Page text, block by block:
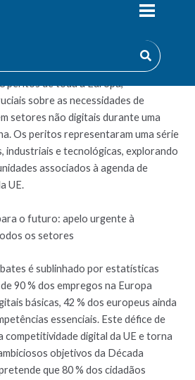
a Plataforma Digital de
profissões não ligadas às TIC. Este
peritos de toda a Europa,
sobre as necessidades de
setores não digitais durante uma
Os peritos representaram uma série
industriais e tecnológicas, explorando
associados à agenda de
UE.
o futuro: apelo urgente à
os setores
é sublinhado por estatísticas
90 % dos empregos na Europa
básicas, 42 % dos europeus ainda
essenciais. Este défice de
competitividade digital da UE e torna
objetivos da Década
que 80 % dos cidadãos